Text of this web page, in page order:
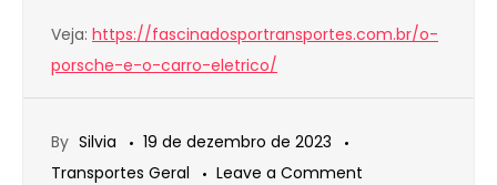
Veja: https://fascinadosportransportes.com.br/o-
porsche-e-o-carro-eletrico/
By Silvia
19 de dezembro de 2023
Transportes Geral
Leave a Comment